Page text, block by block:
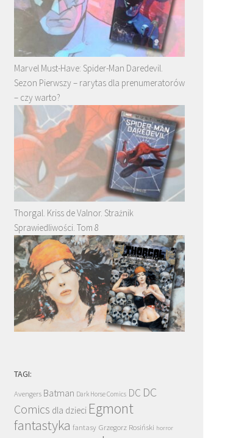
Marvel Must-Have: Spider-Man Daredevil.
Sezon Pierwszy – rarytas dla prenumeratorów
– czy warto?
Thorgal. Kriss de Valnor. Strażnik
Sprawiedliwości. Tom 8
TAGI:
Avengers Batman Dark Horse Comics DC DC
Comics dla dzieci Egmont
fantastyka fantasy Grzegorz Rosiński horror